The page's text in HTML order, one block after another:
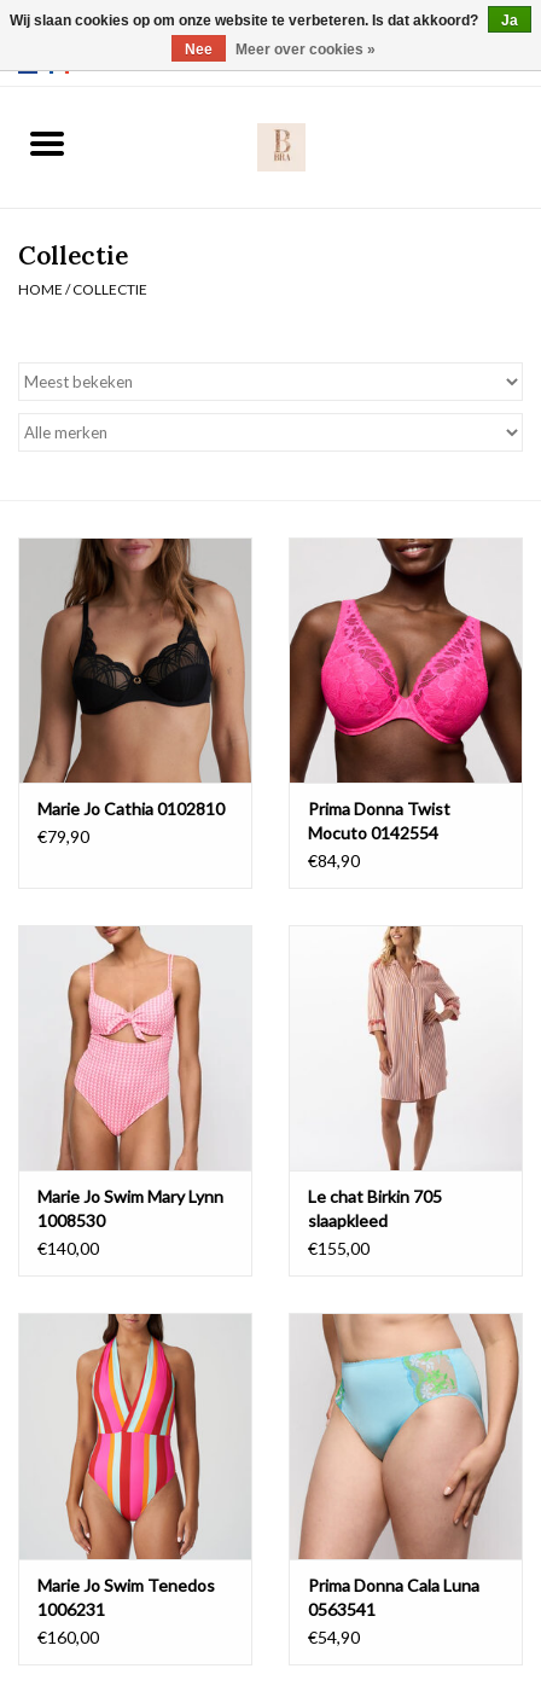
Slip
Nachtmode
Badmode
Lingerie-accessoires
Cadeaubonnen
Collectie
HOME /COLLECTIE
Marie Jo Cathia 0102810
€79,90
Prima Donna Twist
Mocuto 0142554
€84,90
Marie Jo Swim Mary Lynn
1008530
€140,00
Le chat Birkin 705
slaapkleed
€155,00
Marie Jo Swim Tenedos
1006231
€160,00
Prima Donna Cala Luna
0563541
€54,90
Wij slaan cookies op om onze website te verbeteren. Is dat akkoord?
Ja
Nee
Meer over cookies »
Webshop werkt met EU maten. .